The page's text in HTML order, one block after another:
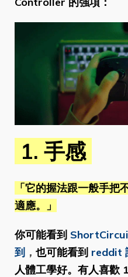
1. 手感
「它的握法跟一般手把
適應。」
你可能看到
到 ， 也可能看到 reddit
人體工學好。有人喜歡